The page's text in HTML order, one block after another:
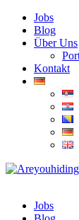
Jobs
Blog
Über Uns
Kontakt
Jobs